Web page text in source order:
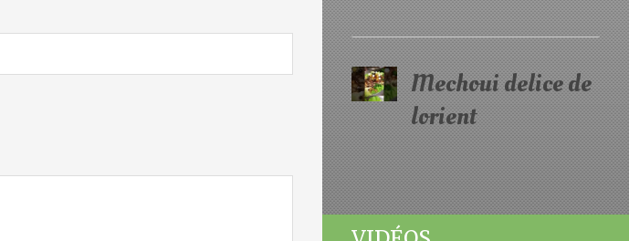
Mechoui delice de
lorient